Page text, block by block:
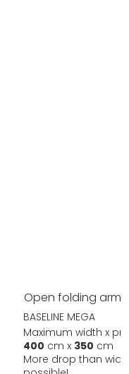
Open folding arm
BASELINE MEGA
Maximum width x
400 cm x 350 cm
More drop than